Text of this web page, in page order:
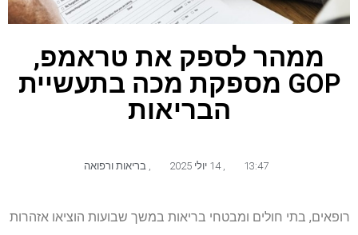
ממהר לספק את טראמפ,
GOP מספקת מכה בתעשיית
הבריאות
13:47 14 יולי 2025 בריאות ורפואה
רופאים, בתי חולים ומבטחי בריאות במשך שבועות הוציאו אזהרות